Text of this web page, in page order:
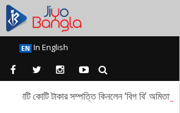
In English
টাকার সম্পত্তি কিনলেন ‘বিগ বি’ অমিতাভ বচ্চন